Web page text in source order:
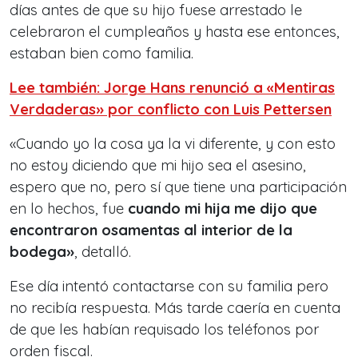
días antes de que su hijo fuese arrestado le
celebraron el cumpleaños y hasta ese entonces,
estaban bien como familia.
Lee también: Jorge Hans renunció a «Mentiras
Verdaderas» por conflicto con Luis Pettersen
«Cuando yo la cosa ya la vi diferente, y con esto
no estoy diciendo que mi hijo sea el asesino,
espero que no, pero sí que tiene una participación
en lo hechos, fue cuando mi hija me dijo que
encontraron osamentas al interior de la
bodega», detalló.
Ese día intentó contactarse con su familia pero
no recibía respuesta. Más tarde caería en cuenta
de que les habían requisado los teléfonos por
orden fiscal.